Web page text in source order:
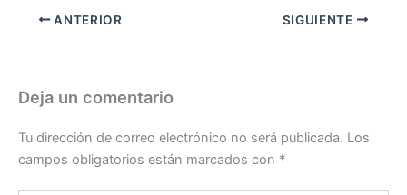
ANTERIOR SIGUIENTE
Deja un comentario
Tu dirección de correo electrónico no será publicada. Los
campos obligatorios están marcados con *